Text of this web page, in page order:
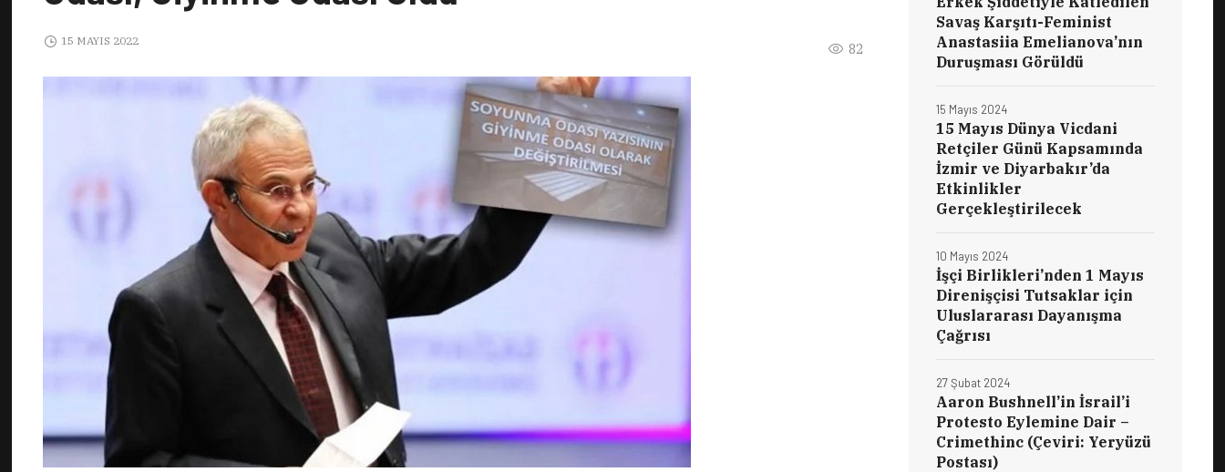
82
15 MAYIS 2022
Savaş Karşıtı-Feminist
Anastasiia Emelianova’nın
Duruşması Görüldü
15 Mayıs Dünya Vicdani
Retçiler Günü Kapsamında
İzmir ve Diyarbakır’da
Etkinlikler
Gerçekleştirilecek
15 Mayıs 2024
İşçi Birlikleri’nden 1 Mayıs
Direnişçisi Tutsaklar için
Uluslararası Dayanışma
Çağrısı
10 Mayıs 2024
Aaron Bushnell’in İsrail’i
Protesto Eylemine Dair –
Crimethinc (Çeviri: Yeryüzü
Postası)
27 Şubat 2024